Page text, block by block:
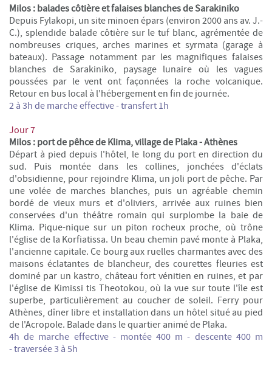
Milos : balades côtière et falaises blanches de Sarakiniko
Depuis Fylakopi, un site minoen épars (environ 2000 ans av. J.-
C.), splendide balade côtière sur le tuf blanc, agrémentée de
nombreuses criques, arches marines et syrmata (garage à
bateaux). Passage notamment par les magnifiques falaises
blanches de Sarakiniko, paysage lunaire où les vagues
poussées par le vent ont façonnées la roche volcanique.
Retour en bus local à l'hébergement en fin de journée.
2 à 3h de marche effective - transfert 1h
Jour 7
Milos : port de pêhce de Klima, village de Plaka - Athènes
Départ à pied depuis l'hôtel, le long du port en direction du
sud. Puis montée dans les collines, jonchées d'éclats
d'obsidienne, pour rejoindre Klima, un joli port de pêche. Par
une volée de marches blanches, puis un agréable chemin
bordé de vieux murs et d'oliviers, arrivée aux ruines bien
conservées d'un théâtre romain qui surplombe la baie de
Klima. Pique-nique sur un piton rocheux proche, où trône
l'église de la Korfiatissa. Un beau chemin pavé monte à Plaka,
l'ancienne capitale. Ce bourg aux ruelles charmantes avec des
maisons éclatantes de blancheur, des courettes fleuries est
dominé par un kastro, château fort vénitien en ruines, et par
l'église de Kimissi tis Theotokou, où la vue sur toute l'île est
superbe, particulièrement au coucher de soleil. Ferry pour
Athènes, dîner libre et installation dans un hôtel situé au pied
de l'Acropole. Balade dans le quartier animé de Plaka.
4h de marche effective - montée 400 m - descente 400 m
- traversée 3 à 5h